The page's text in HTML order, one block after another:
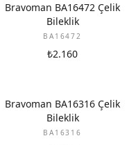
Bravoman BA16472 Çelik
Bileklik
BA16472
₺2.160
Bravoman BA16316 Çelik
Bileklik
BA16316